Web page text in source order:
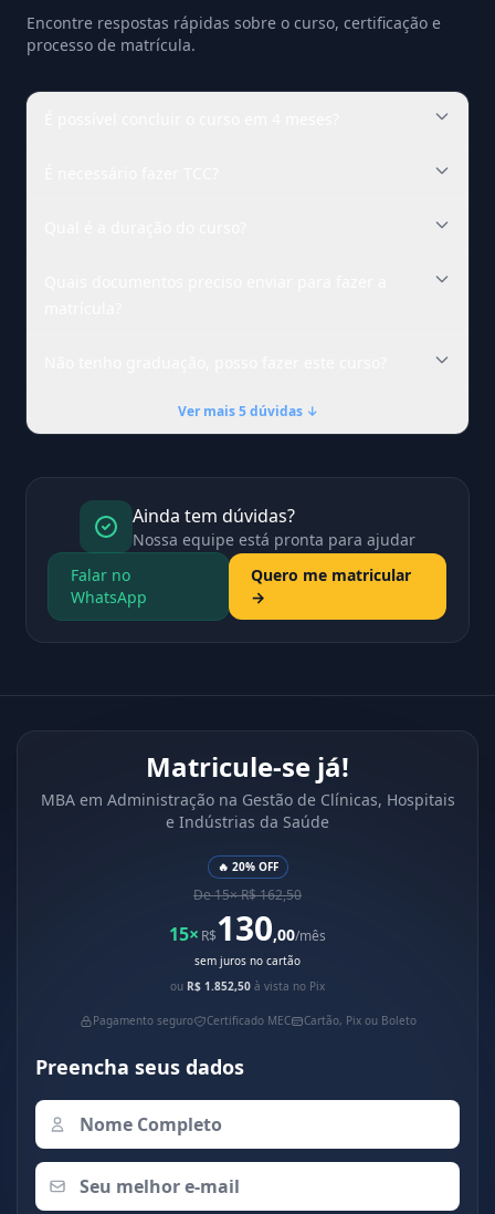
Encontre respostas rápidas sobre o curso, certificação e
processo de matrícula.
Ver mais 5 dúvidas ↓
Ainda tem dúvidas?
Nossa equipe está pronta para ajudar
Falar no
WhatsApp
Quero me matricular
→
Matricule-se já!
MBA em Administração na Gestão de Clínicas, Hospitais
e Indústrias da Saúde
🔥 20% OFF
De 15× R$ 162,50
15× R$130,00/mês
sem juros no cartão
ou R$ 1.852,50 à vista no Pix
Pagamento seguro Certificado MEC Cartão, Pix ou Boleto
Preencha seus dados